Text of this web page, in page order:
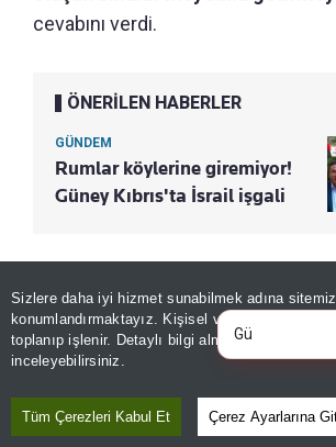
Sizlere daha iyi hizmet sunabilmek adına
konumlandırmaktayız. Kişisel verileriniz, KVKK
toplanıp işlenir. Detaylı bilgi almak için
inceleyebilirsiniz.
Tüm Çerezleri Kabul Et Çerez Ayarlarına
cevabını verdi.
ÖNERİLEN HABERLER
GÜNDEM
Rumlar köylerine giremiyor!
Güney Kıbrıs'ta İsrail işgali
bulunan Panayiotou "Birçok insan
karşıtı olduğumu söyleyecektir.
karşı değilim. Aynı şekilde
gelip toprak edinmesine karşıyım.
Birliği üyesi olmayan üçüncü
Bugünkü